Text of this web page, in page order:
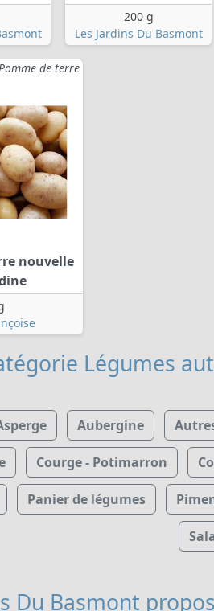
200 g
Les Jardins Du Basmont
de terre
nouvelle
Légumes
Aubergine
Courge - Potimarron
Panier de légumes
Du Basmont